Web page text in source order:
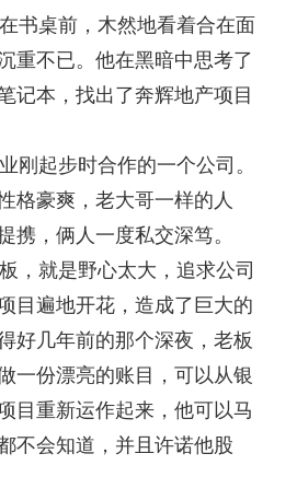
书桌前，木然地看着合在面
重不已。他在黑暗中思考了
记本，找出了奔辉地产项目
刚起步时合作的一个公司。
格豪爽，老大哥一样的人
携，俩人一度私交深笃。
，就是野心太大，追求公司
目遍地开花，造成了巨大的
好几年前的那个深夜，老板
一份漂亮的账目，可以从银
目重新运作起来，他可以马
不会知道，并且许诺他股